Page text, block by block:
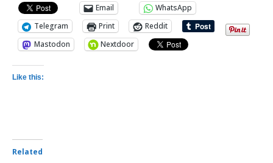
Email
WhatsApp
Telegram
Print
Reddit
Mastodon
Nextdoor
Like this:
Related